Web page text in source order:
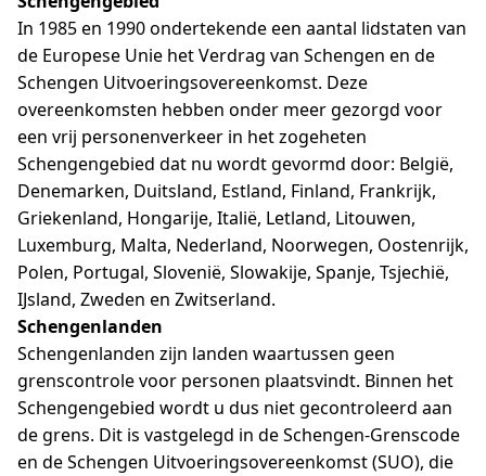
In 1985 en 1990 ondertekende een aantal lidstaten van
de Europese Unie het Verdrag van Schengen en de
Schengen Uitvoeringsovereenkomst. Deze
overeenkomsten hebben onder meer gezorgd voor
een vrij personenverkeer in het zogeheten
Schengengebied dat nu wordt gevormd door: België,
Denemarken, Duitsland, Estland, Finland, Frankrijk,
Griekenland, Hongarije, Italië, Letland, Litouwen,
Luxemburg, Malta, Nederland, Noorwegen, Oostenrijk,
Polen, Portugal, Slovenië, Slowakije, Spanje, Tsjechië,
IJsland, Zweden en Zwitserland.
Schengenlanden
Schengenlanden zijn landen waartussen geen
grenscontrole voor personen plaatsvindt. Binnen het
Schengengebied wordt u dus niet gecontroleerd aan
de grens. Dit is vastgelegd in de Schengen-Grenscode
en de Schengen Uitvoeringsovereenkomst (SUO), die